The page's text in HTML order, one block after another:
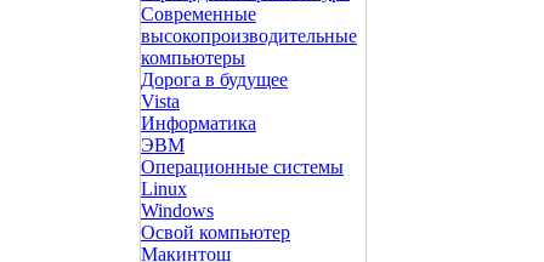
Современные
высокопроизводительные
компьютеры
Дорога в будущее
Vista
Инфоpматика
ЭВМ
Операционные системы
Linux
Windows
Освой компьютер
Макинтош